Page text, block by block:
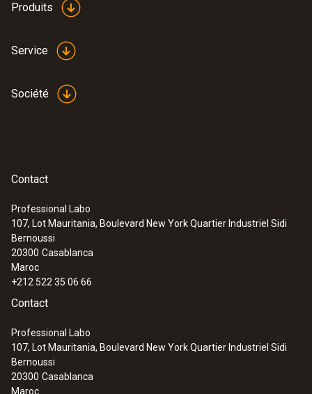
Produits
Service
Société
Contact
Professional Labo
107, Lot Mauritania, Boulevard New York Quartier Industriel Sidi
Bernoussi
20300 Casablanca
Maroc
+212 522 35 06 66
Contact
Professional Labo
107, Lot Mauritania, Boulevard New York Quartier Industriel Sidi
Bernoussi
20300 Casablanca
Maroc